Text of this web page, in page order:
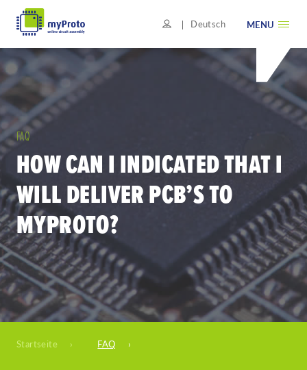
Deutsch MENU
FAQ
HOW CAN I INDICATED THAT I
WILL DELIVER PCB’S TO
MYPROTO?
Startseite › FAQ ›